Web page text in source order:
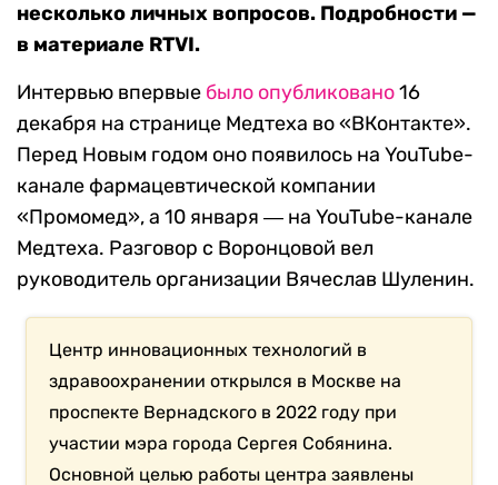
несколько личных вопросов. Подробности —
в материале RTVI.
Интервью впервые было опубликовано16
декабря на странице Медтеха во «ВКонтакте».
Перед Новым годом оно появилось на YouTube-
канале фармацевтической компании
«Промомед», а 10 января ― на YouTube-канале
Медтеха. Разговор с Воронцовой вел
руководитель организации Вячеслав Шуленин.
Центр инновационных технологий в
здравоохранении открылся в Москве на
проспекте Вернадского в 2022 году при
участии мэра города Сергея Собянина.
Основной целью работы центра заявлены